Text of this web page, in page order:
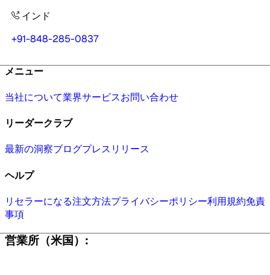
インド
+91-848-285-0837
メニュー
当社について業界サービスお問い合わせ
リーダークラブ
最新の洞察ブログプレスリリース
ヘルプ
リセラーになる注文方法プライバシーポリシー利用規約免責
事項
営業所（米国）: